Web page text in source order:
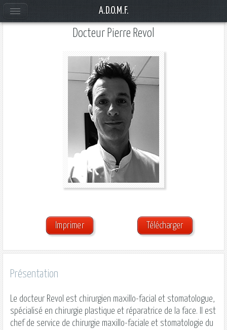
Docteur Pierre Revol
Imprimer Télécharger
Présentation
Le docteur Revol est chirurgien maxillo-facial et stomatologue,
spécialisé en chirurgie plastique et réparatrice de la face. Il est
chef de service de chirurgie maxillo-faciale et stomatologie du
A.D.O.M.F.